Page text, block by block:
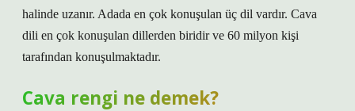
halinde uzanır. Adada en çok konuşulan üç dil vardır. Cava
dili en çok konuşulan dillerden biridir ve 60 milyon kişi
tarafından konuşulmaktadır.
Cava rengi ne demek?